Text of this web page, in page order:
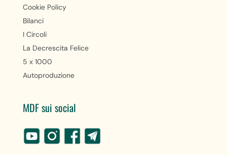
Cookie Policy
Bilanci
I Circoli
La Decrescita Felice
5 x 1000
Autoproduzione
MDF sui social